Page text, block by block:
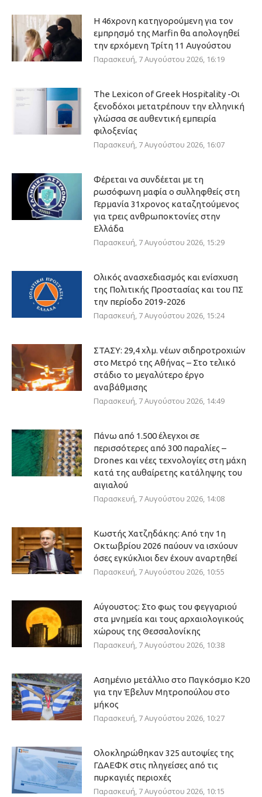
Η 46χρονη κατηγορούμενη για τον
εμπρησμό της Marfin θα απολογηθεί
την ερχόμενη Τρίτη 11 Αυγούστου
Παρασκευή, 7 Αυγούστου 2026, 16:19
The Lexicon of Greek Hospitality -Οι
ξενοδόχοι μετατρέπουν την ελληνική
γλώσσα σε αυθεντική εμπειρία
φιλοξενίας
Παρασκευή, 7 Αυγούστου 2026, 16:07
Φέρεται να συνδέεται με τη
ρωσόφωνη μαφία ο συλληφθείς στη
Γερμανία 31χρονος καταζητούμενος
για τρεις ανθρωποκτονίες στην
Ελλάδα
Παρασκευή, 7 Αυγούστου 2026, 15:29
Ολικός ανασχεδιασμός και ενίσχυση
της Πολιτικής Προστασίας και του ΠΣ
την περίοδο 2019-2026
Παρασκευή, 7 Αυγούστου 2026, 15:24
ΣΤΑΣΥ: 29,4 χλμ. νέων σιδηροτροχιών
στο Μετρό της Αθήνας – Στο τελικό
στάδιο το μεγαλύτερο έργο
αναβάθμισης
Παρασκευή, 7 Αυγούστου 2026, 14:49
Πάνω από 1.500 έλεγχοι σε
περισσότερες από 300 παραλίες –
Drones και νέες τεχνολογίες στη μάχη
κατά της αυθαίρετης κατάληψης του
αιγιαλού
Παρασκευή, 7 Αυγούστου 2026, 14:08
Κωστής Χατζηδάκης: Από την 1η
Οκτωβρίου 2026 παύουν να ισχύουν
όσες εγκύκλιοι δεν έχουν αναρτηθεί
Παρασκευή, 7 Αυγούστου 2026, 10:55
Αύγουστος: Στο φως του φεγγαριού
στα μνημεία και τους αρχαιολογικούς
χώρους της Θεσσαλονίκης
Παρασκευή, 7 Αυγούστου 2026, 10:38
Ασημένιο μετάλλιο στο Παγκόσμιο Κ20
για την Έβελυν Μητροπούλου στο
μήκος
Παρασκευή, 7 Αυγούστου 2026, 10:27
Ολοκληρώθηκαν 325 αυτοψίες της
ΓΔΑΕΦΚ στις πληγείσες από τις
πυρκαγιές περιοχές
Παρασκευή, 7 Αυγούστου 2026, 10:15